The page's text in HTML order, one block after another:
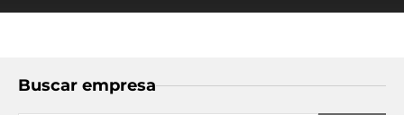
Buscar empresa